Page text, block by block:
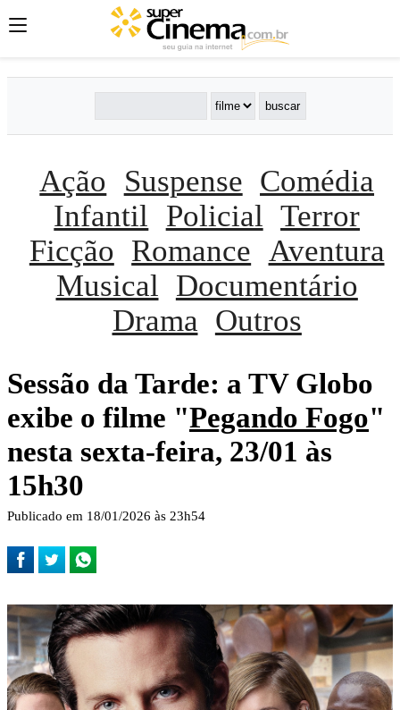
Ação Suspense Comédia
Infantil
Policial Terror
Ficção Romance Aventura
Musical
Documentário
Drama Outros
Sessão da Tarde: a TV Globo
exibe o filme "Pegando Fogo"
nesta sexta-feira, 23/01 às
15h30
Publicado em 18/01/2026 às 23h54